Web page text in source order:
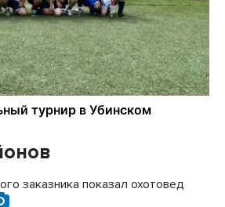
заказника показал охотовед